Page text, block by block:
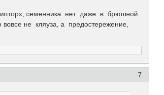
семенника нет даже в брюшной
не кляуза, а предостережение,
7